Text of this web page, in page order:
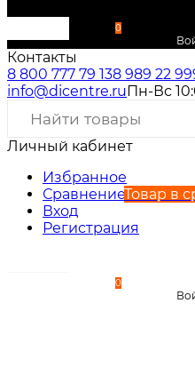
0
Контакты
8 800 777 79 138 989 22
info@dicentre.ru Пн-Вс
Личный кабинет
Избранное
СравнениеТовар в
Вход
Регистрация
0